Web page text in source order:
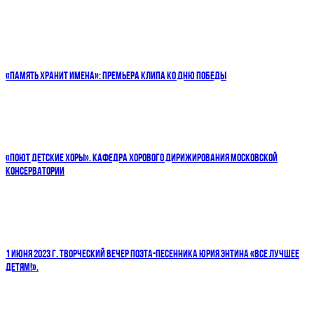
«ПАМЯТЬ ХРАНИТ ИМЕНА»: ПРЕМЬЕРА КЛИПА КО ДНЮ ПОБЕДЫ
«ПОЮТ ДЕТСКИЕ ХОРЫ». КАФЕДРА ХОРОВОГО ДИРИЖИРОВАНИЯ МОСКОВСКОЙ
КОНСЕРВАТОРИИ
1 ИЮНЯ 2023 Г. ТВОРЧЕСКИЙ ВЕЧЕР ПОЭТА-ПЕСЕННИКА ЮРИЯ ЭНТИНА «ВСЕ ЛУЧШЕЕ
ДЕТЯМ!».